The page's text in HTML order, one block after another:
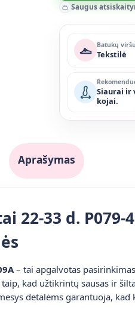
Saugus
Batukų
Tekstilė
Siaurai ir
kojai.
Aprašymas
22-33 d. P079-
– tai apgalvotas
kad užtikrintų sausas ir
detalėms garantuoja,